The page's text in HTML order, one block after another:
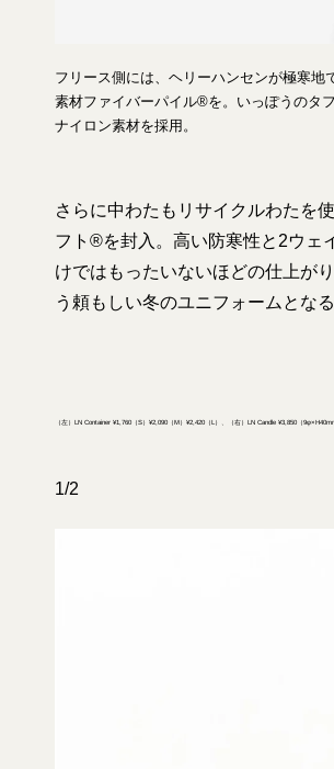
フリース側には、ヘリーハンセンが極寒
素材ファイバーパイル®︎を。いっぽうのタ
ナイロン素材を採用。
さらに中わたもリサイクルわたを
フト®を封入。高い防寒性と2ウェ
けではもったいないほどの仕上が
う頼もしい冬のユニフォームとなる
（左）LN Container ¥1,760（S）¥2,090（M）¥2,420（L）、（右）LN Candle ¥3,850（
1/2